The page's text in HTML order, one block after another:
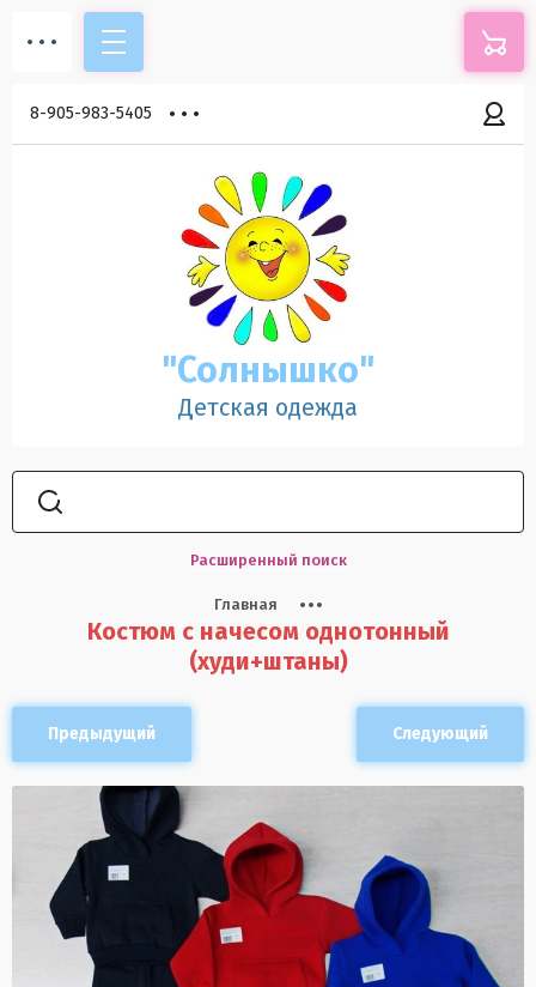
8-905-983-5405
"Солнышко"
Детская одежда
Расширенный поиск
Главная
Костюм с начесом однотонный
(худи+штаны)
Предыдущий Следующий